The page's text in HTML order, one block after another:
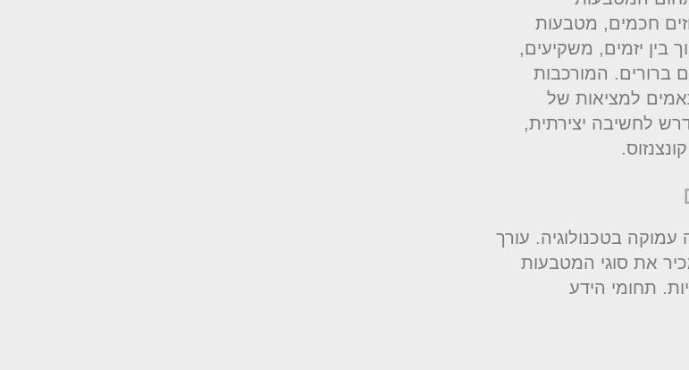
חכמים, מטבעות
בין יזמים, משקיעים,
ברורים. המורכבות
למציאות של
לחשיבה יצירתית,
בטכנולוגיה. עורך
את סוגי המטבעות
תחומי הידע